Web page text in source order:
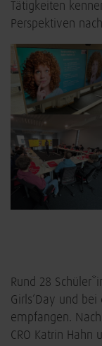
Tätigkeiten
Perspektiven
Rund 28
Girls‘Day und
empfangen.
CRO Katrin Hahn